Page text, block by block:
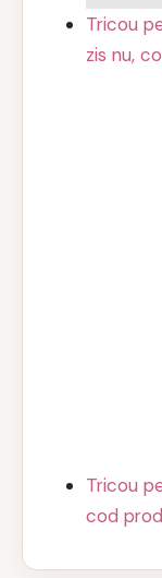
Tricou
zis nu,
Tricou
cod